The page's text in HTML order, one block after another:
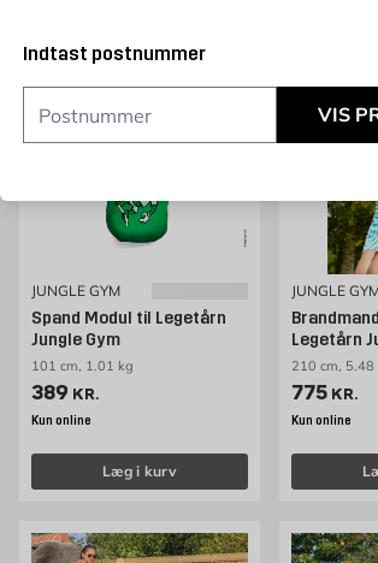
Indtast postnummer
VIS
JUNGLE GYM
Spand Modul til Legetårn
Jungle Gym
101 cm, 1.01 kg
Pris 389 kr. /stk
389 KR.
Kun online
Læg i kurv
JUNGLE
Legetårn
210 cm, 5.48
Pris 775
775 KR.
Kun online